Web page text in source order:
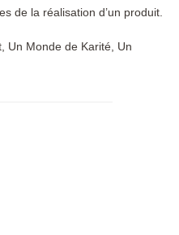
de la réalisation d’un produit.
Un Monde de Karité, Un